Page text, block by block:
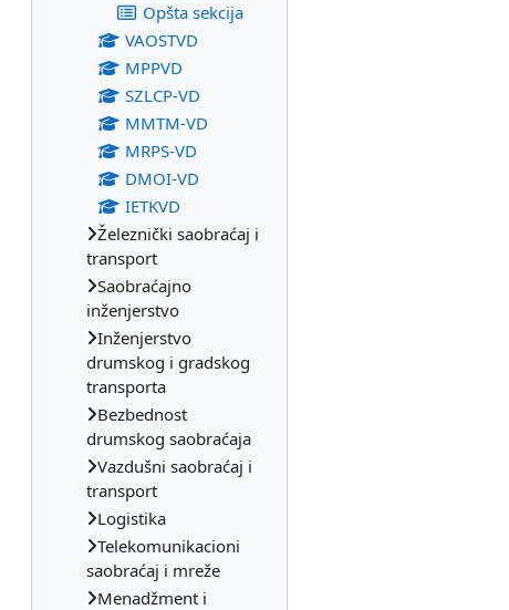
Opšta sekcija
VAOSTVD
MPPVD
SZLCP-VD
MMTM-VD
MRPS-VD
DMOI-VD
IETKVD
Železnički saobraćaj i
transport
Saobraćajno
inženjerstvo
Inženjerstvo
drumskog i gradskog
transporta
Bezbednost
drumskog saobraćaja
Vazdušni saobraćaj i
transport
Logistika
Telekomunikacioni
saobraćaj i mreže
Menadžment i